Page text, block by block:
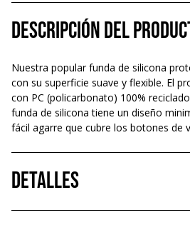
Descripción del
Nuestra popular funda de silicona
con su superficie suave y flexible. El
con PC (policarbonato) 100%
funda de silicona tiene un diseño
fácil agarre que cubre los botones de
Detalles